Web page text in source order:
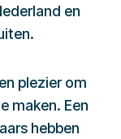
en
plezier om
maken. Een
hebben